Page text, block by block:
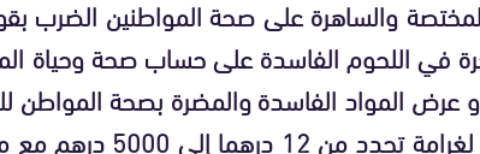
والساهرة على صحة المواطنين
في اللحوم الفاسدة على حساب صحة وحياة
عرض المواد الفاسدة والمضرة بصحة المواطن
كل مخالف نفسه لغرامة